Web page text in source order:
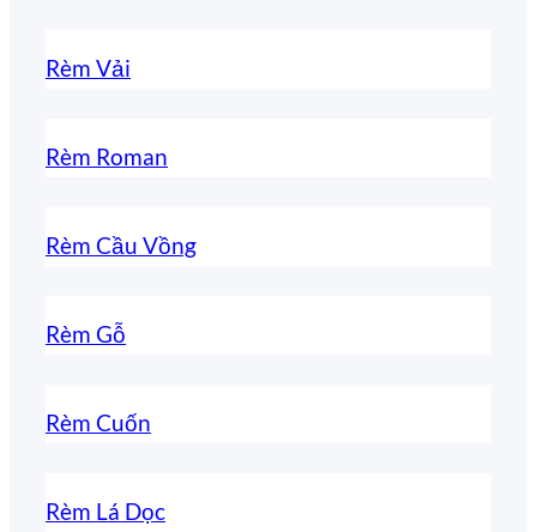
Rèm Vải
Rèm Roman
Rèm Cầu Vồng
Rèm Gỗ
Rèm Cuốn
Rèm Lá Dọc